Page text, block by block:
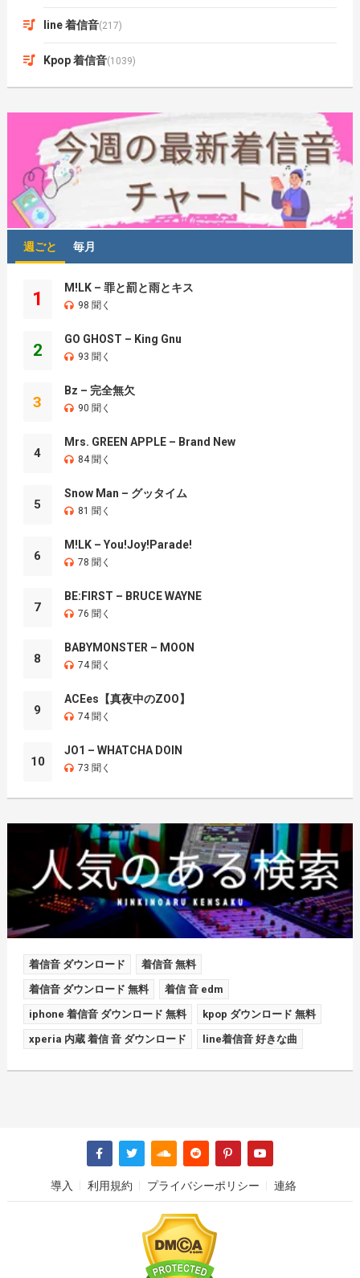
line 着信音(217)
Kpop 着信音(1039)
週ごと 毎月
1
M!LK – 罪と罰と雨とキス
98 聞く
2
GO GHOST – King Gnu
93 聞く
3
Bz – 完全無欠
90 聞く
4
Mrs. GREEN APPLE – Brand New
84 聞く
5
Snow Man – グッタイム
81 聞く
6
M!LK – You!Joy!Parade!
78 聞く
7
BE:FIRST – BRUCE WAYNE
76 聞く
8
BABYMONSTER – MOON
74 聞く
9
ACEes【真夜中のZOO】
74 聞く
10
JO1 – WHATCHA DOIN
73 聞く
着信音 ダウンロード 着信音 無料
着信音 ダウンロード 無料 着信 音 edm
iphone 着信音 ダウンロード 無料 kpop ダウンロード 無料
xperia 内蔵 着信 音 ダウンロード line着信音 好きな曲
導入 利用規約 プライバシーポリシー 連絡